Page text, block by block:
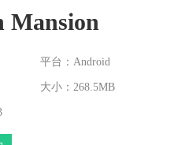
Mansion
平台：Android
大小：268.5MB